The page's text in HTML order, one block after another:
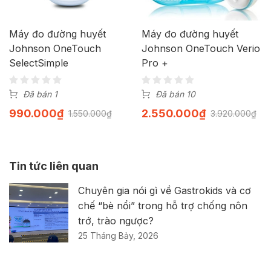
Máy đo đường huyết
Johnson OneTouch
SelectSimple
Đã bán 1
1.550.000₫
990.000₫
Máy đo đường huyết
Johnson OneTouch Verio
Pro +
Đã bán 10
3.920.000₫
2.550.000₫
Tin tức liên quan
Chuyên gia nói gì về Gastrokids và cơ
chế “bè nổi” trong hỗ trợ chống nôn
trớ, trào ngược?
25 Tháng Bảy, 2026